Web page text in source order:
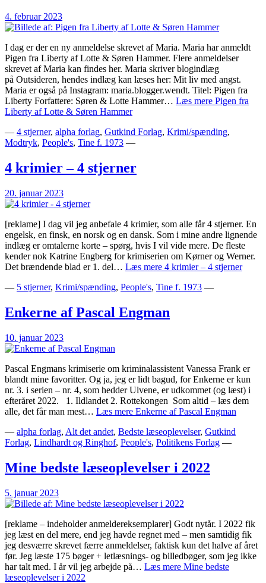
4. februar 2023
I dag er der en ny anmeldelse skrevet af Maria. Maria har anmeldt
Pigen fra Liberty af Lotte & Søren Hammer. Flere anmeldelser
skrevet af Maria kan findes her. Maria skriver blogindlæg
på Outsideren, hendes indlæg kan læses her: Mit liv med angst.
Maria er også på Instagram: maria.blogger.wendt. Titel: Pigen fra
Liberty Forfattere: Søren & Lotte Hammer… Læs mere Pigen fra
Liberty af Lotte & Søren Hammer
— 4 stjerner, alpha forlag, Gutkind Forlag, Krimi/spænding,
Modtryk, People's, Tine f. 1973 —
4 krimier – 4 stjerner
20. januar 2023
[reklame] I dag vil jeg anbefale 4 krimier, som alle får 4 stjerner. En
engelsk, en finsk, en norsk og en dansk. Som i mine andre lignende
indlæg er omtalerne korte – spørg, hvis I vil vide mere. De fleste
kender nok Katrine Engberg for krimiserien om Kørner og Werner.
Det brændende blad er 1. del… Læs mere 4 krimier – 4 stjerner
— 5 stjerner, Krimi/spænding, People's, Tine f. 1973 —
Enkerne af Pascal Engman
10. januar 2023
Pascal Engmans krimiserie om kriminalassistent Vanessa Frank er
blandt mine favoritter. Og ja, jeg er lidt bagud, for Enkerne er kun
nr. 3. i serien – nr. 4, som hedder Ulvene, er udkommet (og læst) i
efteråret 2022. ⁣ ⁣ 1. Ildlandet 2. Rottekongen ⁣ Som altid – læs dem
alle, det får man mest… Læs mere Enkerne af Pascal Engman
— alpha forlag, Alt det andet, Bedste læseoplevelser, Gutkind
Forlag, Lindhardt og Ringhof, People's, Politikens Forlag —
Mine bedste læseoplevelser i 2022
5. januar 2023
[reklame – indeholder anmeldereksemplarer] Godt nytår. I 2022 fik
jeg læst en del mere, end jeg havde regnet med – men samtidig fik
jeg desværre skrevet færre anmeldelser, faktisk kun det halve af året
før. Jeg læste 175 bøger + letlæsnings- og billedbøger, som jeg ikke
har talt med. I år vil jeg arbejde på… Læs mere Mine bedste
læseoplevelser i 2022